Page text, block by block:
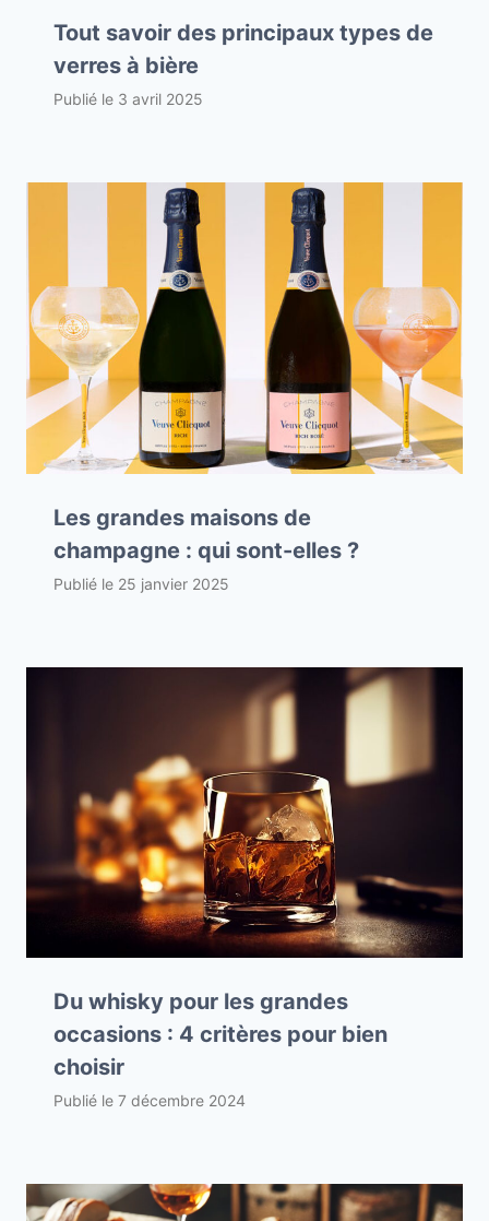
Tout savoir des principaux types de
verres à bière
Publié le 3 avril 2025
Les grandes maisons de
champagne : qui sont-elles ?
Publié le 25 janvier 2025
Du whisky pour les grandes
occasions : 4 critères pour bien
choisir
Publié le 7 décembre 2024